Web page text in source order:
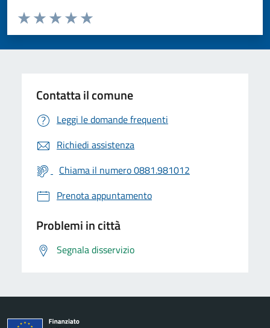
Valuta da 1 a 5 stelle la pagina
Valuta 5 stelle su 5
Valuta 4 stelle su 5
Valuta 3 stelle su 5
Valuta 2 stelle su 5
Valuta 1 stelle su 5
Contatta il comune
Leggi le domande frequenti
Richiedi assistenza
Chiama il numero 0881.981012
Prenota appuntamento
Problemi in città
Segnala disservizio